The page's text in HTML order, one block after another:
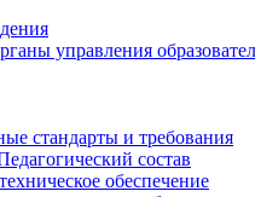
управления
стандарты и требования
состав
обеспечение